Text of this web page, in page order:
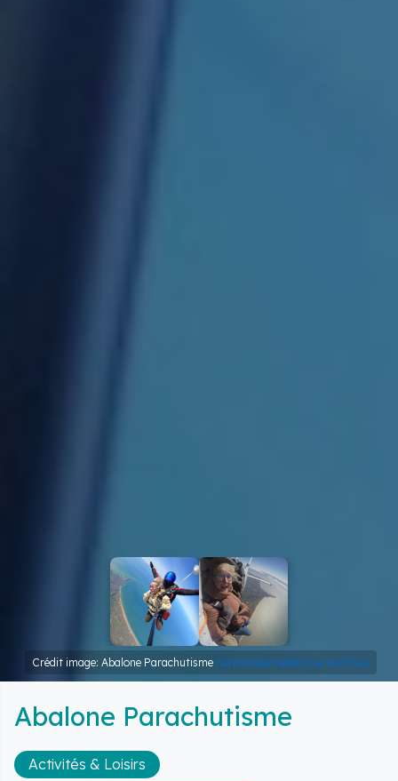
Crédit image: Abalone Parachutisme normandie.media.tourinsoft.eu
Abalone Parachutisme
Activités & Loisirs